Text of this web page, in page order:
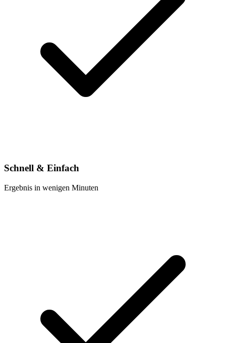
Schnell & Einfach
Ergebnis in wenigen Minuten